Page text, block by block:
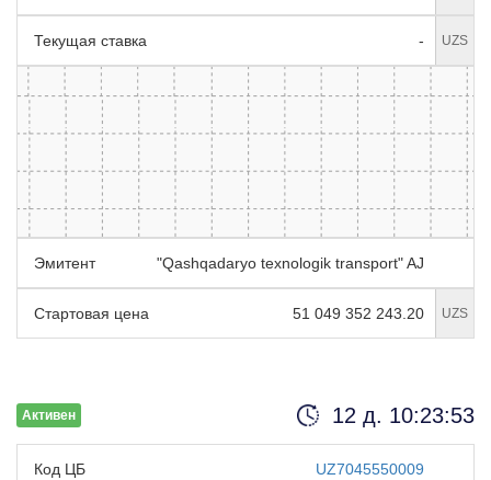
Текущая ставка - UZS
Эмитент "Qashqadaryo texnologik transport" AJ
Стартовая цена 51 049 352 243.20 UZS
Активен 12 д. 10:23:52
Код ЦБ UZ7045550009